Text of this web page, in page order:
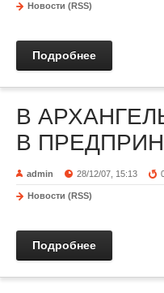
Новости (RSS)
Подробнее
В
В
admin 28/12/07, 15:13
Новости (RSS)
Подробнее